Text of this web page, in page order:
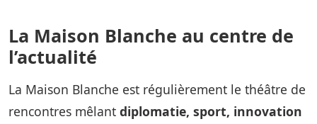
La Maison Blanche au centre de
l’actualité
La Maison Blanche est régulièrement le théâtre de
rencontres mêlant diplomatie, sport, innovation